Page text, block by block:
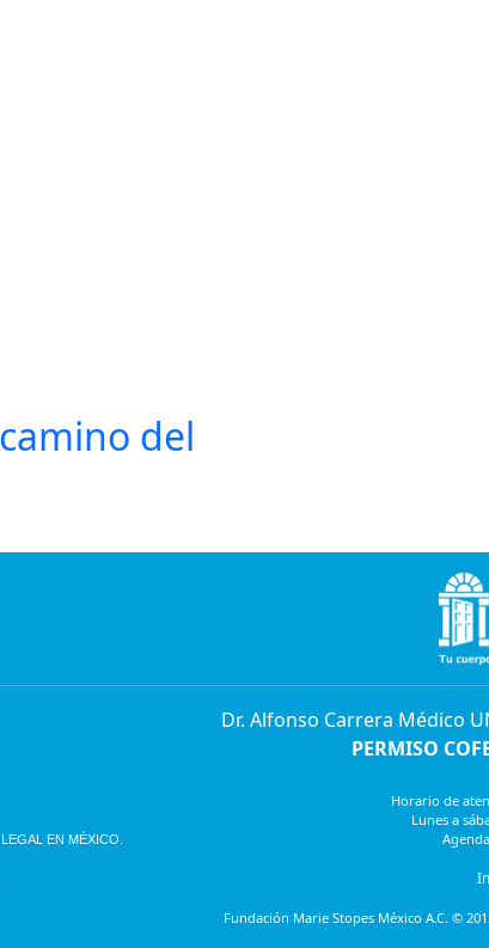
del
Dr. Alfonso Carrera Médico
PERMISO
EN MÉXICO.
Horario de
Lunes a
Fundación Marie Stopes México A.C. ©